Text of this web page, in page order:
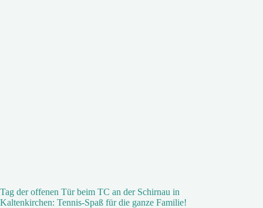
Tag der offenen Tür beim TC an der Schirnau in
Kaltenkirchen: Tennis-Spaß für die ganze Familie!